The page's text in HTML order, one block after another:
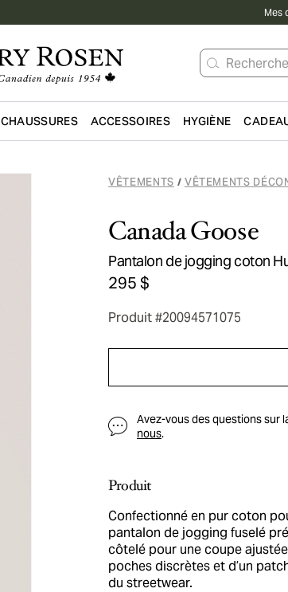
Mes
Recherche
Passer au contenu principal
CHAUSSURES ACCESSOIRES HYGIÈNE
VÊTEMENTS / VÊTEMENTS
Canada Goose
Pantalon de jogging coton
295 $
Produit #20094571075
Avez-vous des questions sur
nous.
Produit
Confectionné en pur coton
pantalon de jogging fuselé
côtelé pour une coupe
poches discrètes et d’un
du streetwear.